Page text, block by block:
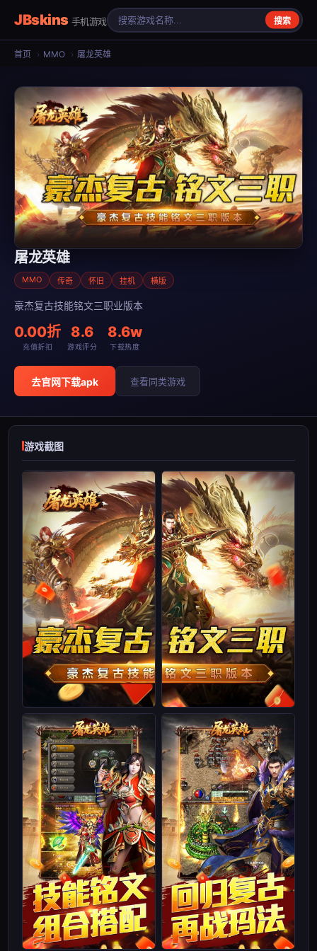
JBskins 手机游戏 搜索
首页 › MMO › 屠龙英雄
屠龙英雄
MMO 传奇 怀旧 挂机 横版
豪杰复古技能铭文三职业版本
0.00折
充值折扣
8.6
游戏评分
8.6w
下载热度
去官网下载apk 查看同类游戏
游戏截图